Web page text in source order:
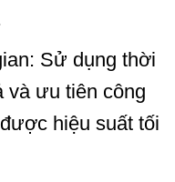
Sử dụng thời
và ưu tiên công
hiệu suất tối